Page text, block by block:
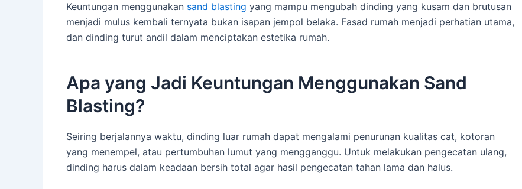
Keuntungan menggunakan sand blasting yang mampu mengubah dinding yang kusam dan brutusan
menjadi mulus kembali ternyata bukan isapan jempol belaka. Fasad rumah menjadi perhatian utama,
dan dinding turut andil dalam menciptakan estetika rumah.
Apa yang Jadi Keuntungan Menggunakan Sand
Blasting?
Seiring berjalannya waktu, dinding luar rumah dapat mengalami penurunan kualitas cat, kotoran
yang menempel, atau pertumbuhan lumut yang mengganggu. Untuk melakukan pengecatan ulang,
dinding harus dalam keadaan bersih total agar hasil pengecatan tahan lama dan halus.